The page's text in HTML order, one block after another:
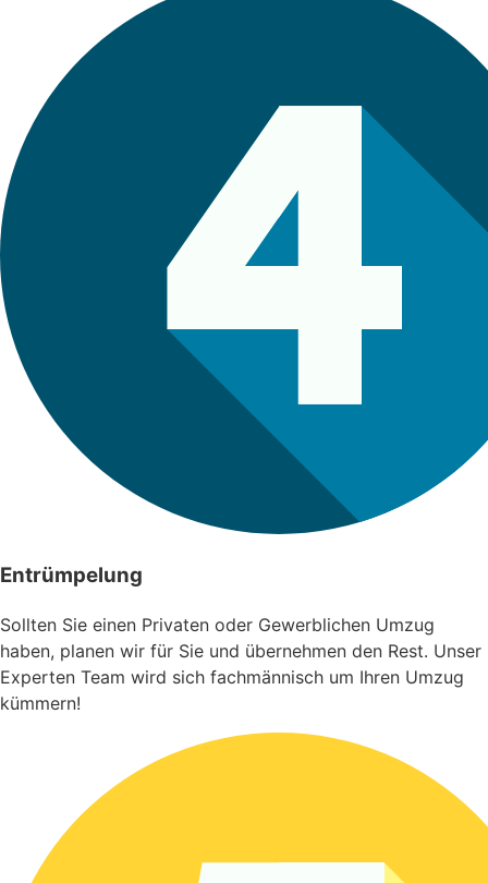
Entrümpelung
Sollten Sie einen Privaten oder Gewerblichen Umzug
haben, planen wir für Sie und übernehmen den Rest. Unser
Experten Team wird sich fachmännisch um Ihren Umzug
kümmern!